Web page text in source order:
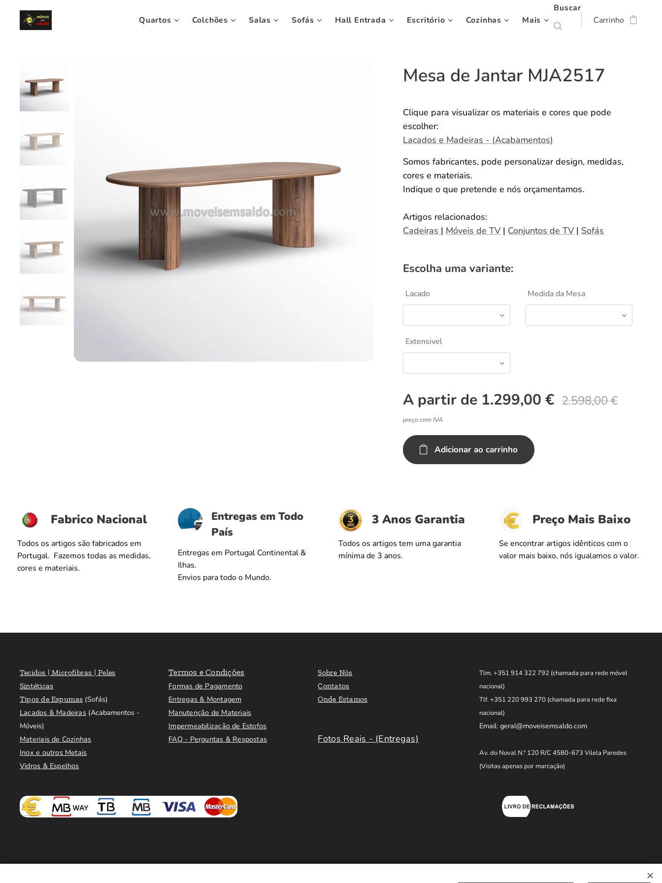
Quartos Colchões Salas Sofás Hall Entrada Escritório Cozinhas Mais
Buscar
Carrinho
Mesa de Jantar MJA2517
Clique para visualizar os materiais e cores que pode
escolher:
Lacados e Madeiras - (Acabamentos)
Somos fabricantes, pode personalizar design, medidas,
cores e materiais.
Indique o que pretende e nós orçamentamos.
Artigos relacionados:
Cadeiras | Móveis de TV | Conjuntos de TV | Sofás
Escolha uma variante:
Lacado Medida da Mesa
Extensivel
A partir de 1.299,00 € 2.598,00€
preço com IVA
Adicionar ao carrinho
Fabrico Nacional
Todos os artigos são fabricados em
Portugal. Fazemos todas as medidas,
cores e materiais.
Entregas em Todo
País
Entregas em Portugal Continental &
Ilhas.
Envios para todo o Mundo.
3 Anos Garantia
Todos os artigos tem uma garantia
mínima de 3 anos.
Preço Mais Baixo
Se encontrar artigos idênticos com o
valor mais baixo, nós igualamos o valor.
Tecidos | Microfibras | Peles
Sintéticas
Tipos de Espumas (Sofás)
Lacados & Madeiras(Acabamentos -
Móveis)
Materiais de Cozinhas
Inox e outros Metais
Vidros & Espelhos
Termos e Condições
Formas de Pagamento
Entregas & Montagem
Manutenção de Materiais
Impermeabilização de Estofos
FAQ - Perguntas & Respostas
Sobre Nós
Contatos
Onde Estamos
Fotos Reais - (Entregas)
Tlm. +351 914 322 792 (chamada para rede móvel
nacional)
Tlf. +351 220 993 270 (chamada para rede fixa
nacional)
Email: geral@moveisemsaldo.com
Av. do Noval N.º 120 R/C 4580-673 Vilela Paredes
(Visitas apenas por marcação)